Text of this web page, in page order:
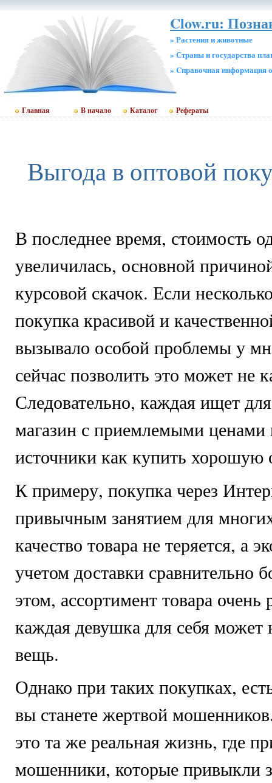
Clow.ru:
» Растения и животные
» Страны и государства
» Cправочная информация
Главная В начало Каталог Рефераты
Выгода в оптовой
В последнее время, стоимость
увеличилась, основной
курсовой скачок. Если
покупка красивой и
вызывало особой проблемы у
сейчас позволить это может не
Следовательно, каждая ищет
магазин с приемлемыми ценами
источники как купить хорошую
К примеру, покупка через
привычным занятием для
качество товара не теряется, а
учетом доставки сравнительно
этом, ассортимент товара очень
каждая девушка для себя
вещь.
Однако при таких покупках,
вы станете жертвой
это та же реальная жизнь, где
мошенники, которые привыкли